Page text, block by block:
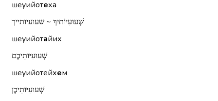
шеуийотеха
שְׁעוּעִיּוֹתַיִךְ ~ שעועיותייך
шеуийотайих
שְׁעוּעִיּוֹתֵיכֶם
шеуийотейхем
שְׁעוּעִיּוֹתֵיכֶן